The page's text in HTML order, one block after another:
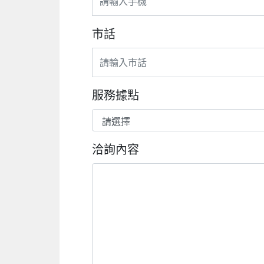
市話
服務據點
洽詢內容